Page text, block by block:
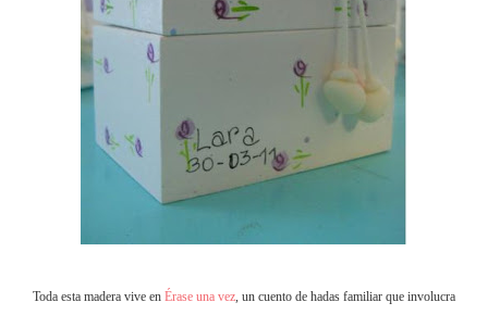
Toda esta madera vive en Érase una vez, un cuento de hadas familiar que involucra